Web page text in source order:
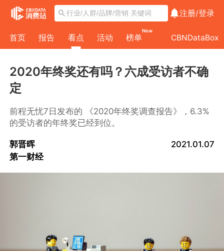
注册/登录
首页 报告 看点 活动 榜单
New
CBNDataBox
2020年终奖还有吗？六成受访者不确
定
前程无忧7日发布的 《2020年终奖调查报告》，6.3%
的受访者的年终奖已经到位。
郭晋晖
第一财经
2021.01.07